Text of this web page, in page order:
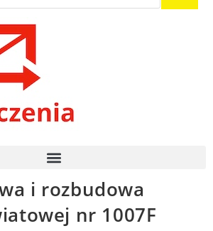
i rozbudowa
nr 1007F